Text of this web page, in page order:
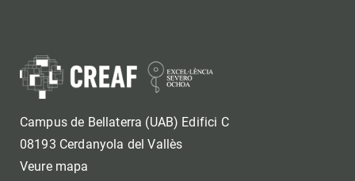
Campus de Bellaterra (UAB) Edifici C
08193 Cerdanyola del Vallès
Veure mapa